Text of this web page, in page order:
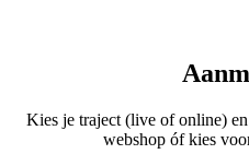
Kies je traject (live of online)
webshop óf kies